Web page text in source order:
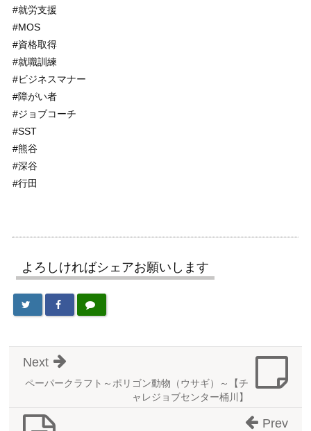
#就労支援
#MOS
#資格取得
#就職訓練
#ビジネスマナー
#障がい者
#ジョブコーチ
#SST
#熊谷
#深谷
#行田
よろしければシェアお願いします
ペーパークラフト～ポリゴン動物（ウサギ）～【チ
ャレジョブセンター桶川】
Next
Prev